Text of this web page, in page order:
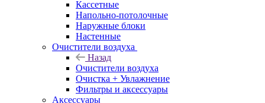
Кассетные
Напольно-потолочные
Наружные блоки
Настенные
Очистители воздуха
Назад
Очистители воздуха
Очистка + Увлажнение
Фильтры и аксессуары
Аксессуары